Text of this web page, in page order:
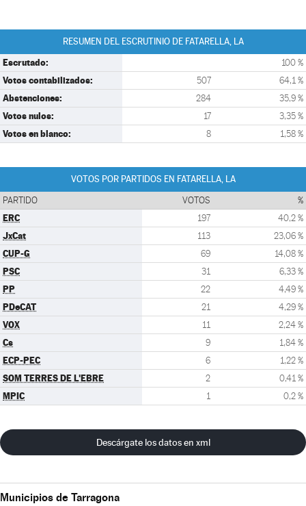
RESUMEN DEL ESCRUTINIO DE FATARELLA, LA
Escrutado: 100 %
Votos contabilizados: 507 64,1 %
Abstenciones: 284 35,9 %
Votos nulos: 17 3,35 %
Votos en blanco: 8 1,58 %
VOTOS POR PARTIDOS EN FATARELLA, LA
PARTIDO VOTOS %
ERC 197 40,2 %
JxCat 113 23,06 %
CUP-G 69 14,08 %
PSC 31 6,33 %
PP 22 4,49 %
PDeCAT 21 4,29 %
VOX 11 2,24 %
Cs 9 1,84 %
ECP-PEC 6 1,22 %
SOM TERRES DE L'EBRE 2 0,41 %
MPIC 1 0,2 %
Descárgate los datos en xml
Municipios de Tarragona